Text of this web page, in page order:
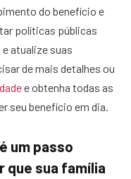
do benefício e
políticas públicas
atualize suas
de mais detalhes ou
e obtenha todas as
seu benefício em dia.
um passo
que sua família